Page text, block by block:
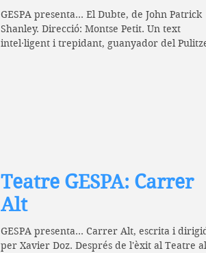
GESPA presenta... El Dubte, de John Patrick
Shanley. Direcció: Montse Petit. Un text
intel·ligent i trepidant, guanyador del
Teatre GESPA: Carrer
Alt
GESPA presenta... Carrer Alt, escrita i
per Xavier Doz. Després de l'èxit al Teatre al